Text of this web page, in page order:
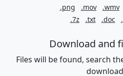
.png
.mov .wmv
.7z
.txt .doc
Download and
Files will be found, search